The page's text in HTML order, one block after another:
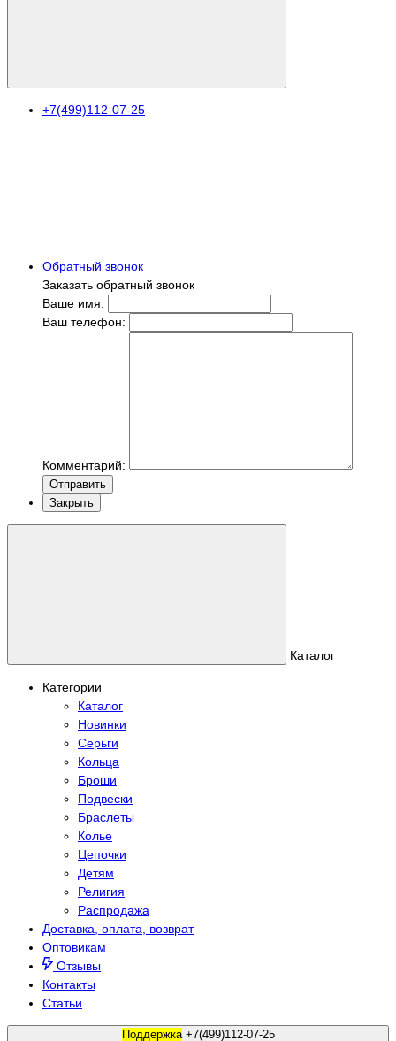
+7(499)112-07-25
Обратный звонок
Заказать обратный звонок
Ваше имя:
Ваш телефон:
Комментарий:
Отправить
Закрыть
Каталог
Категории
Каталог
Новинки
Серьги
Кольца
Броши
Подвески
Браслеты
Колье
Цепочки
Детям
Религия
Распродажа
Доставка, оплата, возврат
Оптовикам
Отзывы
Контакты
Статьи
Поддержка +7(499)112-07-25